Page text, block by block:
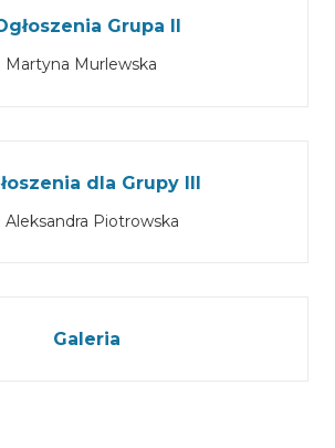
Grupa II
Murlewska
dla Grupy III
Piotrowska
Galeria